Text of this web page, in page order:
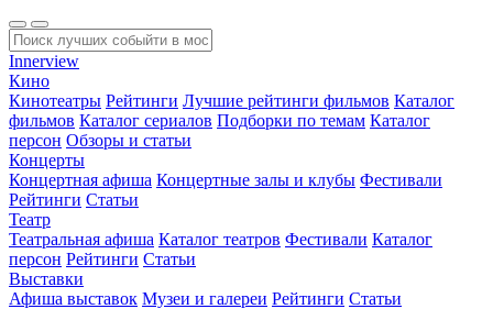
Innerview
Кино
Кинотеатры Рейтинги Лучшие рейтинги фильмов Каталог
фильмов Каталог сериалов Подборки по темам Каталог
персон Обзоры и статьи
Концерты
Концертная афиша Концертные залы и клубы Фестивали
Рейтинги Статьи
Театр
Театральная афиша Каталог театров Фестивали Каталог
персон Рейтинги Статьи
Выставки
Афиша выставок Музеи и галереи Рейтинги Статьи